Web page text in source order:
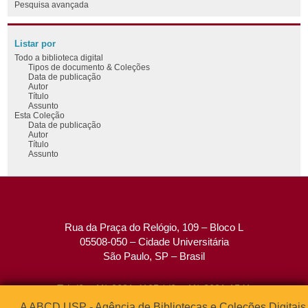
Pesquisa avançada
Listar por
Todo a biblioteca digital
Tipos de documento & Coleções
Data de publicação
Autor
Título
Assunto
Esta Coleção
Data de publicação
Autor
Título
Assunto
Rua da Praça do Relógio, 109 – Bloco L
05508-050 – Cidade Universitária
São Paulo, SP – Brasil
Tel: (0xx11) 3091-4195 / (0xx11) 3091-1541
Fax: (0xx11) 3091-1567